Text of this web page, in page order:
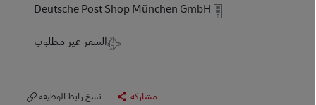
Deutsche Post Shop München GmbH
Travel Required
السفر غير مطلوب
نسخ رابط الوظيفة مشاركة